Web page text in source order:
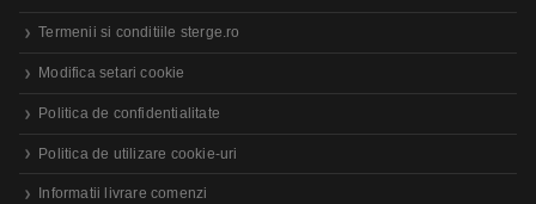
Termenii si conditiile sterge.ro
Modifica setari cookie
Politica de confidentialitate
Politica de utilizare cookie-uri
Informatii livrare comenzi